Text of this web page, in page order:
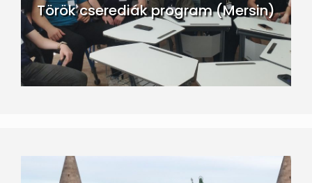
Török cserediák program (Mersin)